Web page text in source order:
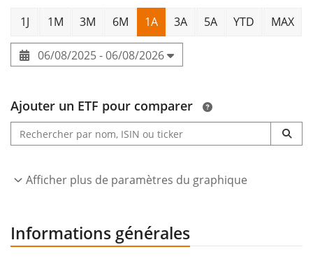
1J 1M 3M 6M 1A 3A 5A YTD MAX
06/08/2025 - 06/08/2026
Ajouter un ETF pour comparer
Afficher plus de paramètres du graphique
Informations générales